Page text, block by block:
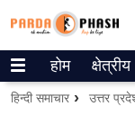
Trending on
होम क्षेत्रीय
हिन्दी समाचार उत्तर